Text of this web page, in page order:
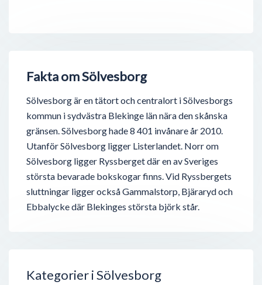
Fakta om Sölvesborg
Sölvesborg är en tätort och centralort i Sölvesborgs
kommun i sydvästra Blekinge län nära den skånska
gränsen. Sölvesborg hade 8 401 invånare år 2010.
Utanför Sölvesborg ligger Listerlandet. Norr om
Sölvesborg ligger Ryssberget där en av Sveriges
största bevarade bokskogar finns. Vid Ryssbergets
sluttningar ligger också Gammalstorp, Bjäraryd och
Ebbalycke där Blekinges största björk står.
Kategorier i Sölvesborg